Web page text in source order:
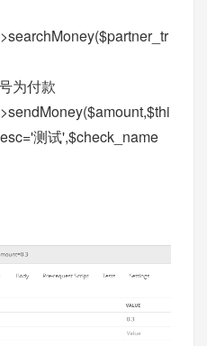
为付款
测试',$check_name